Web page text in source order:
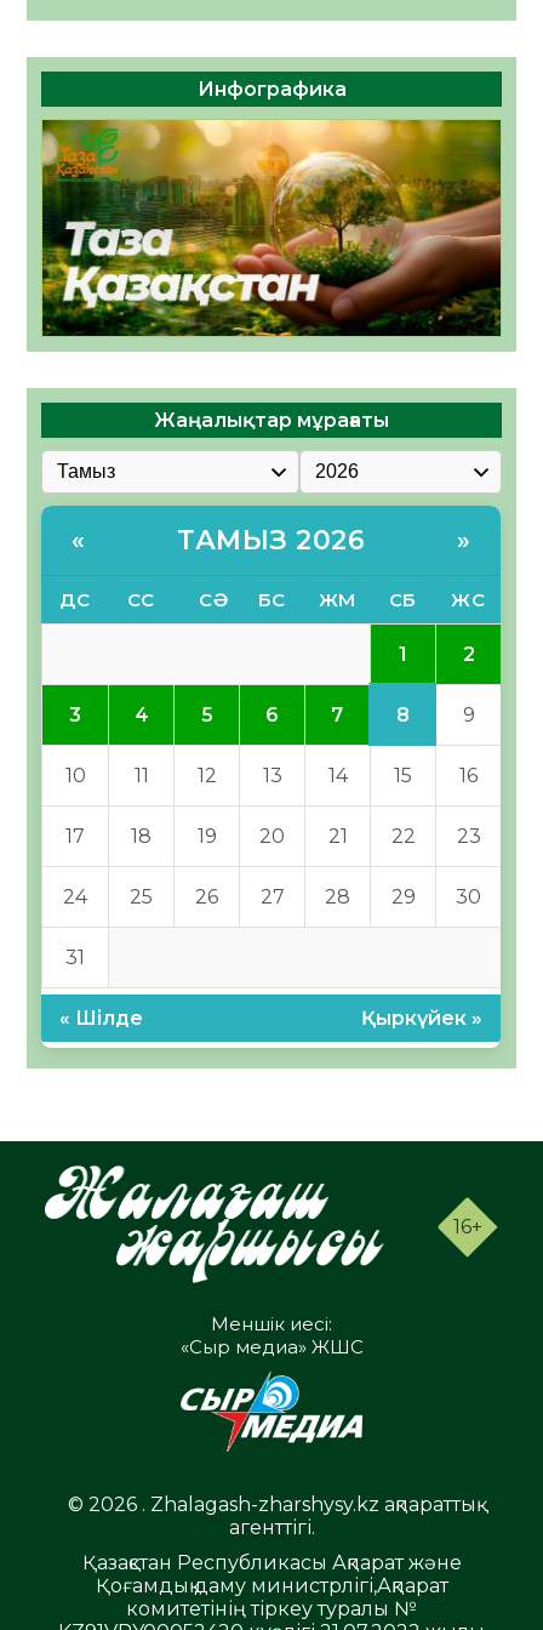
Инфографика
Жаңалықтар мұрағаты
« ТАМЫЗ 2026 »
ДС СС СӘ БС ЖМ СБ ЖС
1 2
3 4 5 6 7 8 9
10 11 12 13 14 15 16
17 18 19 20 21 22 23
24 25 26 27 28 29 30
31
« Шілде Қыркүйек »
16+
Меншік иесі:
«Сыр медиа» ЖШС
© 2026 . Zhalagash-zharshysy.kz ақпараттық
агенттігі.
Қазақстан Республикасы Ақпарат және
Қоғамдық даму министрлігі,Ақпарат
комитетінің тіркеу туралы №